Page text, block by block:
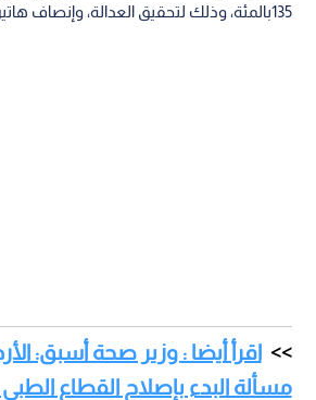
135بالمئة، وذلك لتحقيق العدالة، وإنصاف هاتين الفئتين.
اقرأ أيضا : وزير صحة أسبق:
مسألة البدء بإصلاح القطاع